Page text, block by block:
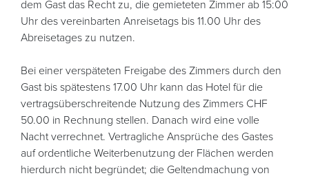
dem Gast das Recht zu, die gemieteten Zimmer ab 15:00
Uhr des vereinbarten Anreisetags bis 11.00 Uhr des
Abreisetages zu nutzen.
Bei einer verspäteten Freigabe des Zimmers durch den
Gast bis spätestens 17.00 Uhr kann das Hotel für die
vertragsüberschreitende Nutzung des Zimmers CHF
50.00 in Rechnung stellen. Danach wird eine volle
Nacht verrechnet. Vertragliche Ansprüche des Gastes
auf ordentliche Weiterbenutzung der Flächen werden
hierdurch nicht begründet; die Geltendmachung von